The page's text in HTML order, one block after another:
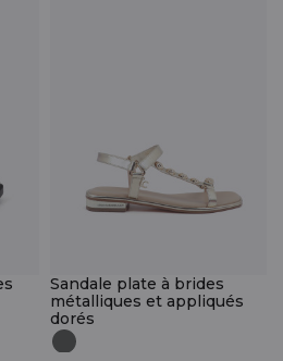
Sandale plate à brides
métalliques et appliqués
dorés